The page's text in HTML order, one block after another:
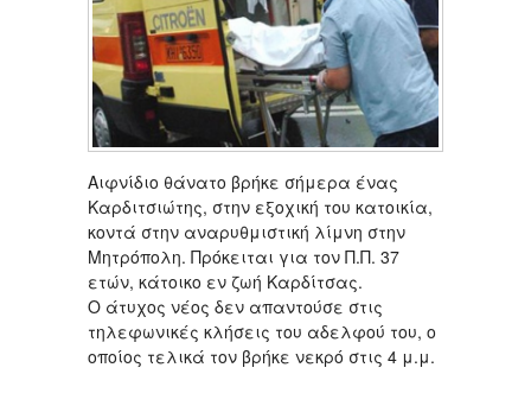
Αιφνίδιο θάνατο βρήκε σήμερα ένας
Καρδιτσιώτης, στην εξοχική του κατοικία,
κοντά στην αναρυθμιστική λίμνη στην
Μητρόπολη. Πρόκειται για τον Π.Π. 37
ετών, κάτοικο εν ζωή Καρδίτσας.
Ο άτυχος νέος δεν απαντούσε στις
τηλεφωνικές κλήσεις του αδελφού του, ο
οποίος τελικά τον βρήκε νεκρό στις 4 μ.μ.